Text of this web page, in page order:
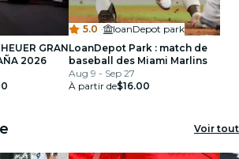
GRAN
2026
5.0 ·
loanDepot park
LoanDepot Park : match de
baseball des Miami Marlins
Aug 9 - Sep 27
À partir de$16.00
Voir tout